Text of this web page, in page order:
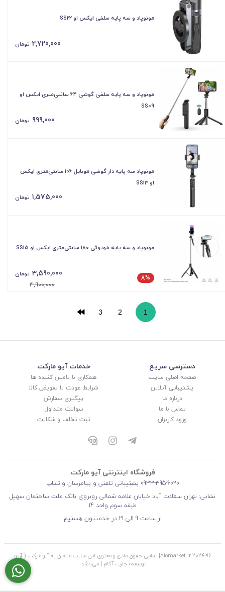
مونوپاد و سه پایه سلفی ایکس او SS22
2,720,000 تومان
مونوپاد و سه پایه سلفی گوشی 64 سانتی‌متری ایکس او
SS09
999,000 تومان
مونوپاد سه پایه دار گوشی موبایل 106 سانتی‌متری ایکس
او SS13
1,575,000 تومان
مونوپاد و سه پایه بلوتوثی 180 سانتی‌متری ایکس او SS15
8%
3,590,000 تومان
3,900,000
1
2
3
دسترسی سریع
صفحه اصلی سایت
پشتیبانی آنلاین
درباره ما
تماس با ما
ورود کاربران
خدمات آیو مارکت
همکاری با تامین کننده ها
شرایط عودت یا تعویض کالا
پیگیری سفارش
سوالات متداول
ثبت تخلف و شکایت
فروشگاه اینترنتی آیو مارکت
0933-395-6020 پشتیبانی تلفنی و پیامرسان واتساپ
نشانی: تهران سعادت آباد خیابان علامه شمالی روبروی بانک ملت ساختمان سهیل
طبقه سوم واحد 14
از ساعت 9 الی 21 در خدمتتون هستیم
© 2024 Aiomarket.ir| تمامی حقوق مادی و معنوی این سایت متعلق به آیو مارکت ( آریو
توسعه تجارت آکام ) می‌باشد.